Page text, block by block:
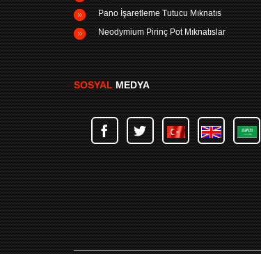
Pano İşaretleme Tutucu Mıknatıs
Neodymium Pirinç Pot Mıknatıslar
SOSYALMEDYA